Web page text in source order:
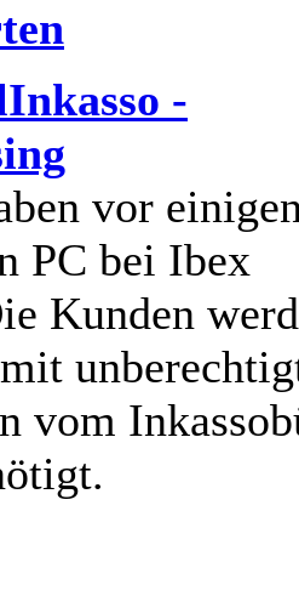
-
vor
PC bei Ibex
Kunden
vom